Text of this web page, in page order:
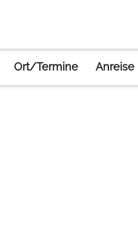
Ort/Termine Anreise